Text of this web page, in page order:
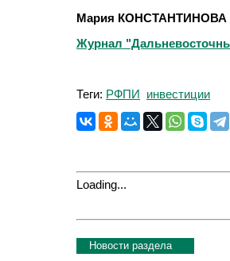
Мария КОНСТАНТИНОВА
Журнал
Теги: РФПИ инвестиции
Loading...
Новости раздела